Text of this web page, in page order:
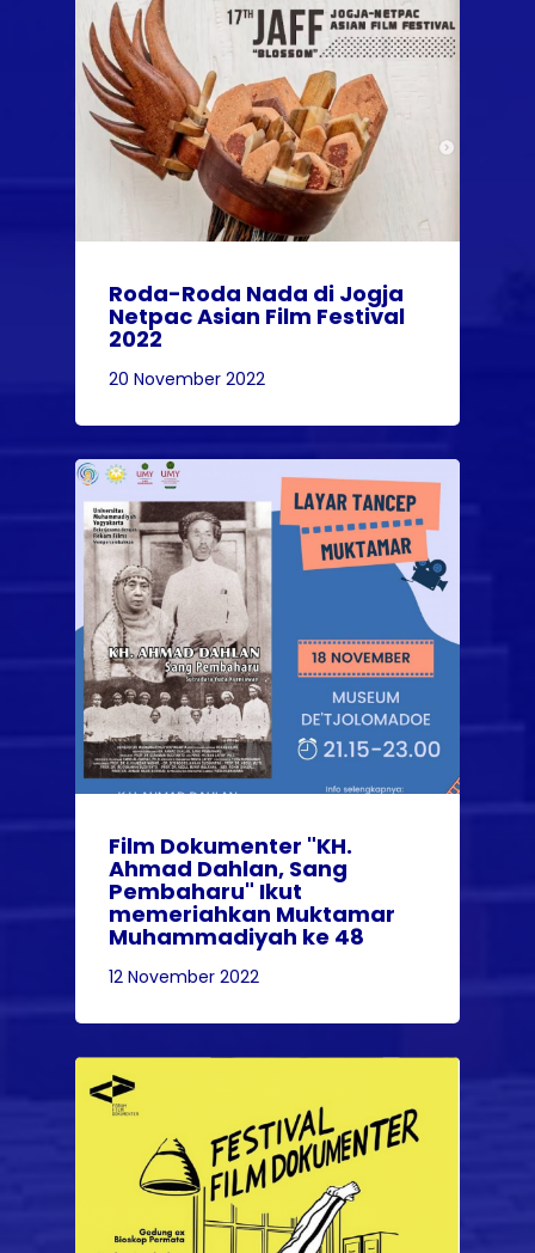
Roda-Roda Nada di Jogja
Netpac Asian Film Festival
2022
20 November 2022
Film Dokumenter "KH.
Ahmad Dahlan, Sang
Pembaharu" Ikut
memeriahkan Muktamar
Muhammadiyah ke 48
12 November 2022